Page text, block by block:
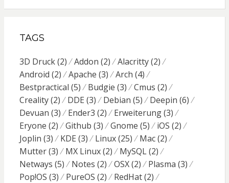
TAGS
3D Druck(2) Addon (2) Alacritty(2)
Android (2) Apache (3) Arch (4)
Bestpractical (5) Budgie (3) Cmus (2)
Creality(2) DDE (3) Debian (5) Deepin (6)
Devuan (3) Ender3 (2) Erweiterung(3)
Eryone (2) Github (3) Gnome (5) iOS (2)
Joplin (3) KDE (3) Linux(25) Mac(2)
Mutter(3) MX Linux(2) MySQL(2)
Netways (5) Notes (2) OSX(2) Plasma (3)
Pop!OS (3) PureOS (2) RedHat(2)